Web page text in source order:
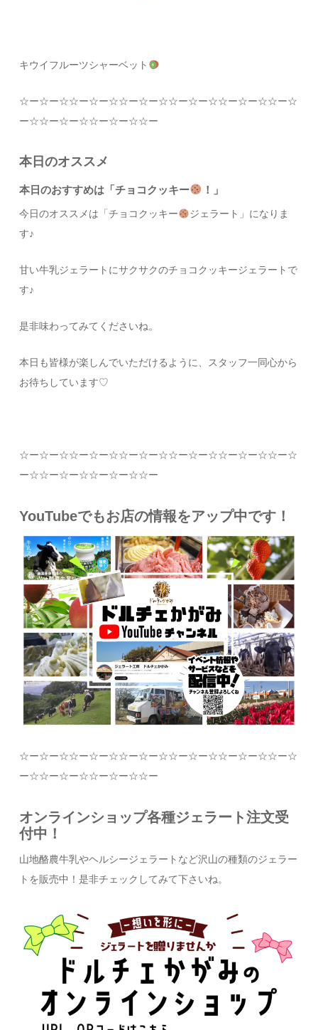
キウイフルーツシャーベット
☆ー☆ー☆☆ー☆ー☆☆ー☆ー☆☆ー☆ー☆☆ー☆ー☆☆ー☆
ー☆☆ー☆ー☆☆ー☆ー☆☆ー
本日のオススメ
本日のおすすめは「チョコクッキー ！」
今日のオススメは「チョコクッキー ジェラート」になりま
す♪
甘い牛乳ジェラートにサクサクのチョコクッキージェラートで
す♪
是非味わってみてくださいね。
本日も皆様が楽しんでいただけるように、スタッフ一同心から
お待ちしています♡
☆ー☆ー☆☆ー☆ー☆☆ー☆ー☆☆ー☆ー☆☆ー☆ー☆☆ー☆
ー☆☆ー☆ー☆☆ー☆ー☆☆ー
YouTubeでもお店の情報をアップ中です！
☆ー☆ー☆☆ー☆ー☆☆ー☆ー☆☆ー☆ー☆☆ー☆ー☆☆ー☆
ー☆☆ー☆ー☆☆ー☆ー☆☆ー
オンラインショップ各種ジェラート注文受
付中！
山地酪農牛乳やヘルシージェラートなど沢山の種類のジェラー
トを販売中！是非チェックしてみて下さいね。